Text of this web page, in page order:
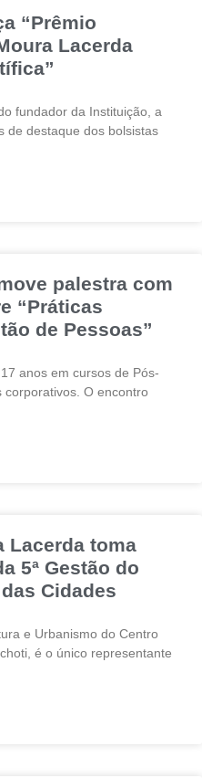
“Prêmio
Lacerda
fundador da Instituição, a
de destaque dos bolsistas
palestra com
“Práticas
de Pessoas”
anos em cursos de Pós-
O encontro
Lacerda toma
5ª Gestão do
Cidades
e Urbanismo do Centro
é o único representante